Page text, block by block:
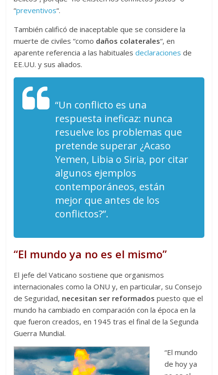
“preventivos“.
También calificó de inaceptable que se considere la
muerte de civiles “como daños colaterales“, en
aparente referencia a las habitualesdeclaraciones de
EE.UU. y sus aliados.
“Un conflicto es una
respuesta ineficaz: nunca
resuelve los problemas que
pretende superar ¿Acaso
Yemen, Libia o Siria, por citar
algunos ejemplos
contemporáneos, están
mejor que antes de los
conflictos?”.
“El mundo ya no es el mismo”
El jefe del Vaticano sostiene que organismos
internacionales como la ONU y, en particular, su Consejo
de Seguridad, necesitan ser reformados puesto que el
mundo ha cambiado en comparación con la época en la
que fueron creados, en 1945 tras el final de la Segunda
Guerra Mundial.
“El mundo
de hoy ya